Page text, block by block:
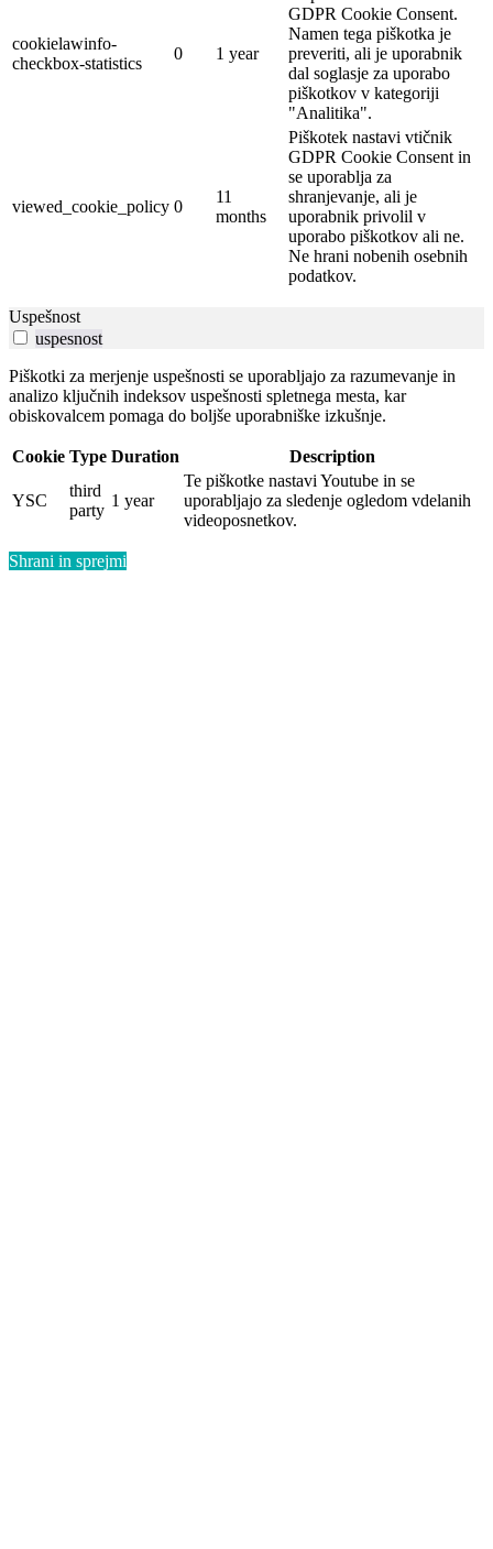
cookielawinfo-
checkbox-statistics
0 1 year
GDPR Cookie Consent.
Namen tega piškotka je
preveriti, ali je uporabnik
dal soglasje za uporabo
piškotkov v kategoriji
"Analitika".
viewed_cookie_policy 0
11
months
Piškotek nastavi vtičnik
GDPR Cookie Consent in
se uporablja za
shranjevanje, ali je
uporabnik privolil v
uporabo piškotkov ali ne.
Ne hrani nobenih osebnih
podatkov.
Uspešnost
uspesnost
Piškotki za merjenje uspešnosti se uporabljajo za razumevanje in
analizo ključnih indeksov uspešnosti spletnega mesta, kar
obiskovalcem pomaga do boljše uporabniške izkušnje.
Cookie Type Duration Description
YSC
third
party
1 year
Te piškotke nastavi Youtube in se
uporabljajo za sledenje ogledom vdelanih
videoposnetkov.
Shrani in sprejmi